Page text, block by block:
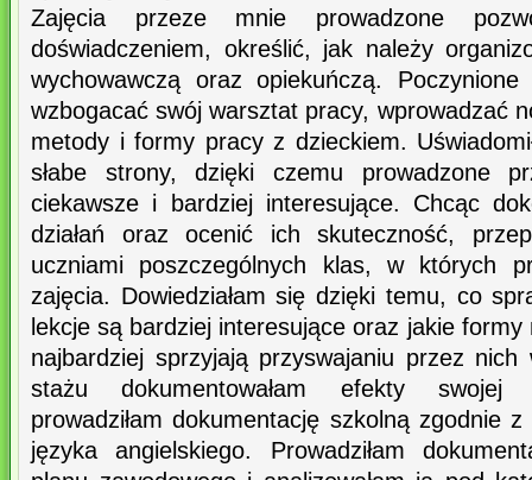
Zajęcia przeze mnie prowadzone
doświadczeniem, określić, jak należy
wychowawczą oraz opiekuńczą. Poczynione
wzbogacać swój warsztat pracy, wprowadzać
metody i formy pracy z dzieckiem.
słabe strony, dzięki czemu prowadzone
ciekawsze i bardziej interesujące. Chcąc
działań oraz ocenić ich skuteczność,
uczniami poszczególnych klas, w których
zajęcia. Dowiedziałam się dzięki temu, co
lekcje są bardziej interesujące oraz jakie
najbardziej sprzyjają przyswajaniu przez nich
stażu dokumentowałam efekty swojej
prowadziłam dokumentację szkolną zgodnie
języka angielskiego. Prowadziłam